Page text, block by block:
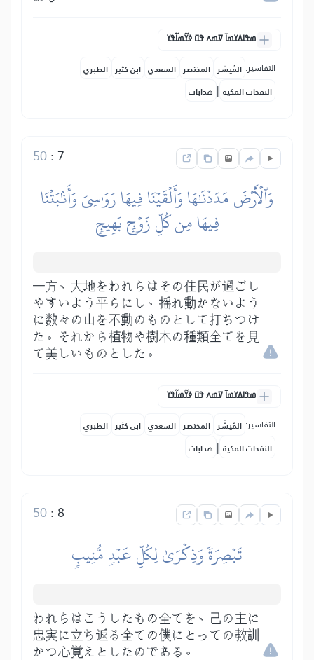
ߘߟߊߡߌߘߊ߫ ߜߘߍ ߟߎ߫ ߦߌ߬ߘߊ߬ߟߌ
التفاسير: المُيسَّر المختصر السعدي ابن كثير الطبري
النفحات المكية | هدايات
7
:
50
وَٱلۡأَرۡضَ مَدَدۡنَٰهَا وَأَلۡقَيۡنَا فِيهَا رَوَٰسِيَ وَأَنۢبَتۡنَا
فِيهَا مِن كُلِّ زَوۡجِۭ بَهِيجٖ
一方、大地をわれらはその住民が過ごし
やすいよう平らにし、揺れ動かないよう
に数々の山を不動のものとして打ちつけ
た。それから植物や樹木の種類全てを見
て美しいものとした。
ߘߟߊߡߌߘߊ߫ ߜߘߍ ߟߎ߫ ߦߌ߬ߘߊ߬ߟߌ
التفاسير: المُيسَّر المختصر السعدي ابن كثير الطبري
النفحات المكية | هدايات
8
:
50
تَبۡصِرَةٗ وَذِكۡرَىٰ لِكُلِّ عَبۡدٖ مُّنِيبٖ
われらはこうしたもの全てを、己の主に
忠実に立ち返る全ての僕にとっての教訓
かつ心覚えとしたのである。